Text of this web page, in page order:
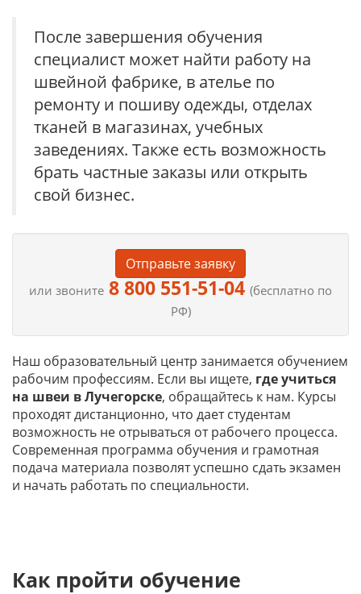
После завершения обучения
специалист может найти работу на
швейной фабрике, в ателье по
ремонту и пошиву одежды, отделах
тканей в магазинах, учебных
заведениях. Также есть возможность
брать частные заказы или открыть
свой бизнес.
Отправьте заявку
или звоните 8 800 551-51-04 (бесплатно по
РФ)
Наш образовательный центр занимается обучением
рабочим профессиям. Если вы ищете, где учиться
на швеи в Лучегорске, обращайтесь к нам. Курсы
проходят дистанционно, что дает студентам
возможность не отрываться от рабочего процесса.
Современная программа обучения и грамотная
подача материала позволят успешно сдать экзамен
и начать работать по специальности.
Как пройти обучение